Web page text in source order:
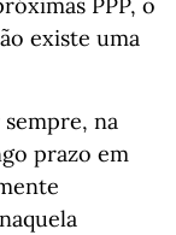
existe uma
na
prazo em